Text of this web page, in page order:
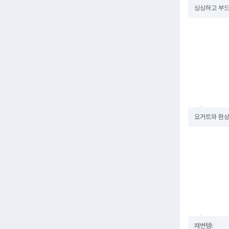
싱싱하고 부
요거트와 환
쾌변템!